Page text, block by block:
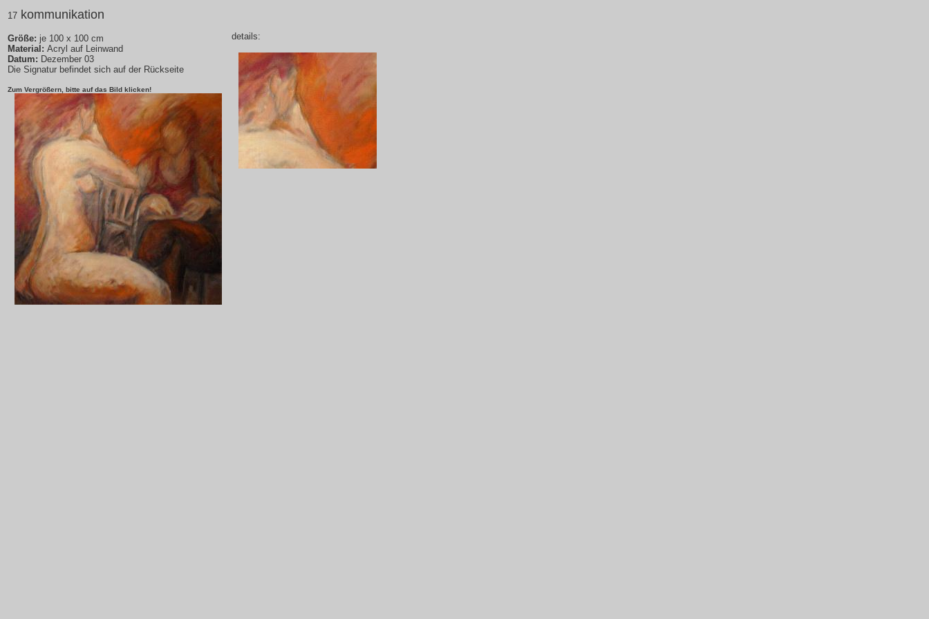
17 kommunikation
Größe: je 100 x 100 cm
Material: Acryl auf Leinwand
Datum: Dezember 03
Die Signatur befindet sich auf der Rückseite
Zum Vergrößern, bitte auf das Bild klicken!
details: